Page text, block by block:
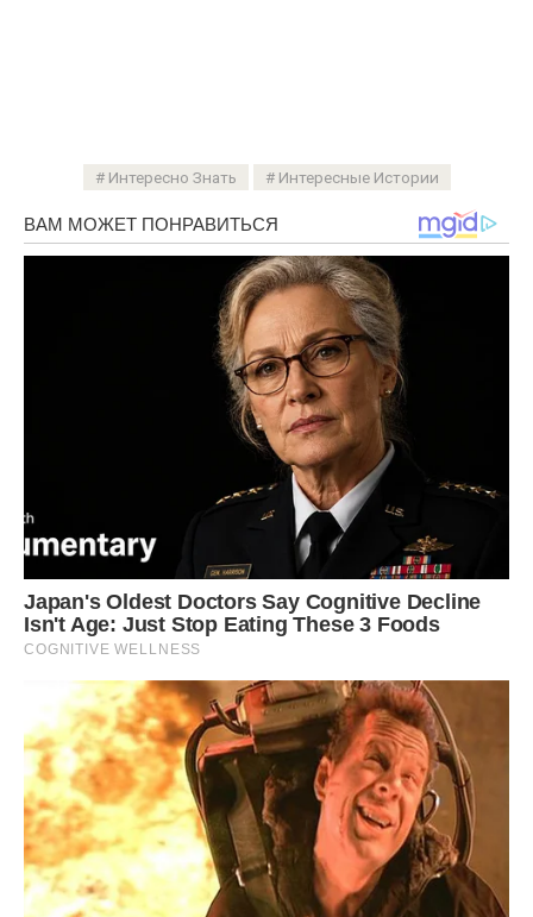
Интересно Знать Интересные Истории